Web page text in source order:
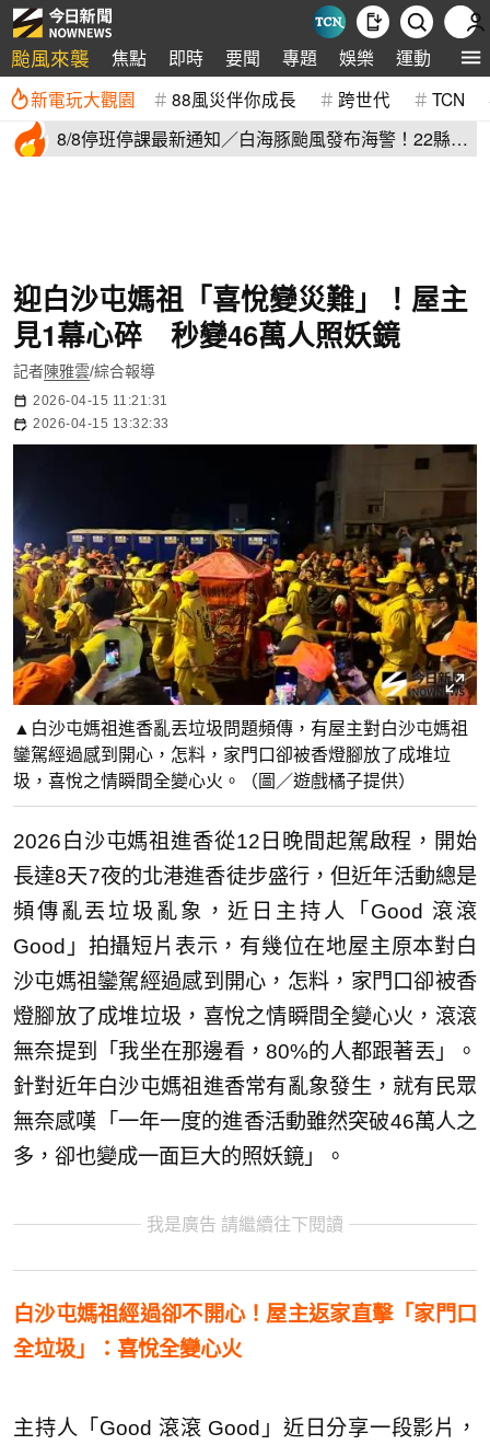
颱風來襲 焦點 即時 要聞 專題 娛樂 運動 全球
新電玩大觀園 88風災伴你成長 跨世代 TCN
8/8停班停課最新通知／白海豚颱風發布海警！22縣市
迎白沙屯媽祖「喜悅變災難」！屋主
見1幕心碎 秒變46萬人照妖鏡
記者陳雅雲/綜合報導
2026-04-15 11:21:31
2026-04-15 13:32:33
▲白沙屯媽祖進香亂丟垃圾問題頻傳，有屋主對白沙屯媽祖
鑾駕經過感到開心，怎料，家門口卻被香燈腳放了成堆垃
圾，喜悅之情瞬間全變心火。（圖／遊戲橘子提供）
2026白沙屯媽祖進香從12日晚間起駕啟程，開始
長達8天7夜的北港進香徒步盛行，但近年活動總是
頻傳亂丟垃圾亂象，近日主持人「Good 滾滾
Good」拍攝短片表示，有幾位在地屋主原本對白
沙屯媽祖鑾駕經過感到開心，怎料，家門口卻被香
燈腳放了成堆垃圾，喜悅之情瞬間全變心火，滾滾
無奈提到「我坐在那邊看，80%的人都跟著丟」。
針對近年白沙屯媽祖進香常有亂象發生，就有民眾
無奈感嘆「一年一度的進香活動雖然突破46萬人之
多，卻也變成一面巨大的照妖鏡」。
我是廣告 請繼續往下閱讀
白沙屯媽祖經過卻不開心！屋主返家直擊「家門口
全垃圾」：喜悅全變心火
主持人「Good 滾滾 Good」近日分享一段影片，